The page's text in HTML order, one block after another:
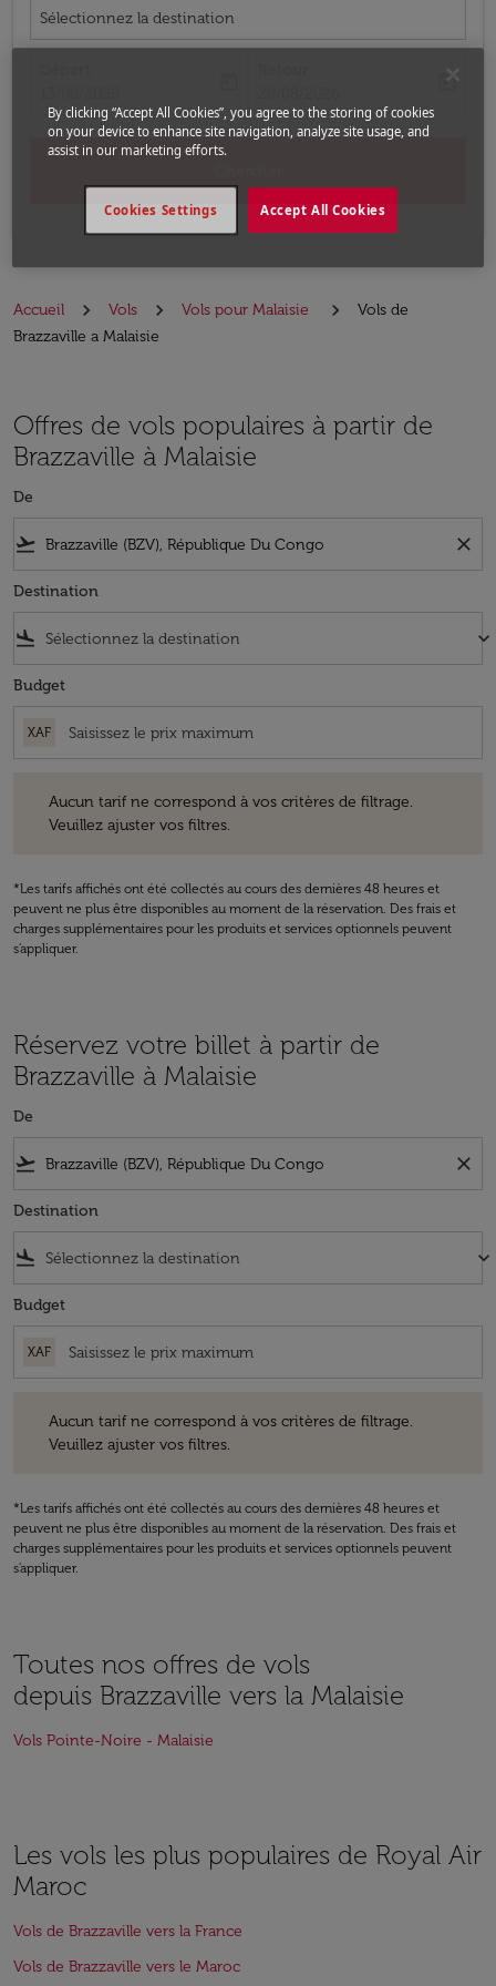
Sélectionnez la destination
today
Accueil Vols Vols pour Malaisie
Vols de
Brazzaville a Malaisie
Offres de vols populaires à partir de
Brazzaville à Malaisie
De
flight_takeoff close
Destination
flight_land keyboard_arrow_down
Budget
XAF
Aucun tarif ne correspond à vos critères de filtrage.
Veuillez ajuster vos filtres.
*Les tarifs affichés ont été collectés au cours des dernières 48 heures et
peuvent ne plus être disponibles au moment de la réservation. Des frais et
charges supplémentaires pour les produits et services optionnels peuvent
s'appliquer.
Réservez votre billet à partir de
Brazzaville à Malaisie
De
flight_takeoff close
Destination
flight_land keyboard_arrow_down
Budget
XAF
Aucun tarif ne correspond à vos critères de filtrage.
Veuillez ajuster vos filtres.
*Les tarifs affichés ont été collectés au cours des dernières 48 heures et
peuvent ne plus être disponibles au moment de la réservation. Des frais et
charges supplémentaires pour les produits et services optionnels peuvent
s'appliquer.
Toutes nos offres de vols
depuis Brazzaville vers la Malaisie
Vols Pointe-Noire - Malaisie
Les vols les plus populaires de Royal Air
Maroc
Vols de Brazzaville vers la France
Vols de Brazzaville vers le Maroc
By clicking “Accept All Cookies”, you agree to the storing of cookies
on your device to enhance site navigation, analyze site usage, and
assist in our marketing efforts.
Accept All Cookies
Cookies Settings